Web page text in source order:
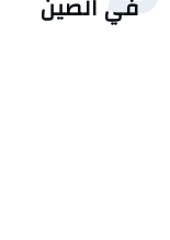
في الصين